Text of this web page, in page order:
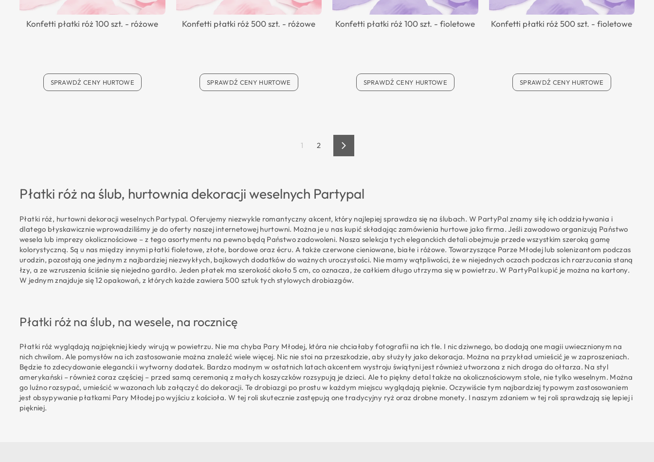
Konfetti płatki róż 100 szt. - różowe
SPRAWDŹ CENY HURTOWE
Konfetti płatki róż 500 szt. - różowe
SPRAWDŹ CENY HURTOWE
Konfetti płatki róż 100 szt. - fioletowe
SPRAWDŹ CENY HURTOWE
Konfetti płatki róż 500 szt. - fioletowe
SPRAWDŹ CENY HURTOWE
1 2 Dalej
Płatki róż na ślub, hurtownia dekoracji weselnych Partypal
Płatki róż, hurtowni dekoracji weselnych Partypal. Oferujemy niezwykle romantyczny akcent, który najlepiej sprawdza się na ślubach. W PartyPal znamy siłę ich oddziaływania i
dlatego błyskawicznie wprowadziliśmy je do oferty naszej internetowej hurtowni. Można je u nas kupić składając zamówienia hurtowe jako firma. Jeśli zawodowo organizują Państwo
wesela lub imprezy okolicznościowe – z tego asortymentu na pewno będą Państwo zadowoleni. Nasza selekcja tych eleganckich detali obejmuje przede wszystkim szeroką gamę
kolorystyczną. Są u nas między innymi płatki fioletowe, złote, bordowe oraz écru. A także czerwone cieniowane, białe i różowe. Towarzyszące Parze Młodej lub solenizantom podczas
urodzin, pozostają one jednym z najbardziej niezwykłych, bajkowych dodatków do ważnych uroczystości. Nie mamy wątpliwości, że w niejednych oczach podczas ich rozrzucania staną
łzy, a ze wzruszenia ściśnie się niejedno gardło. Jeden płatek ma szerokość około 5 cm, co oznacza, że całkiem długo utrzyma się w powietrzu. W PartyPal kupić je można na kartony.
W jednym znajduje się 12 opakowań, z których każde zawiera 500 sztuk tych stylowych drobiazgów.
Płatki róż na ślub, na wesele, na rocznicę
Płatki róż wyglądają najpiękniej kiedy wirują w powietrzu. Nie ma chyba Pary Młodej, która nie chciałaby fotografii na ich tle. I nic dziwnego, bo dodają one magii uwiecznionym na
nich chwilom. Ale pomysłów na ich zastosowanie można znaleźć wiele więcej. Nic nie stoi na przeszkodzie, aby służyły jako dekoracja. Można na przykład umieścić je w zaproszeniach.
Będzie to zdecydowanie elegancki i wytworny dodatek. Bardzo modnym w ostatnich latach akcentem wystroju świątyni jest również utworzona z nich droga do ołtarza. Na styl
amerykański – również coraz częściej – przed samą ceremonią z małych koszyczków rozsypują je dzieci. Ale to piękny detal także na okolicznościowym stole, nie tylko weselnym. Można
go luźno rozsypać, umieścić w wazonach lub załączyć do dekoracji. Te drobiazgi po prostu w każdym miejscu wyglądają pięknie. Oczywiście tym najbardziej typowym zastosowaniem
jest obsypywanie płatkami Pary Młodej po wyjściu z kościoła. W tej roli skutecznie zastępują one tradycyjny ryż oraz drobne monety. I naszym zdaniem w tej roli sprawdzają się lepiej i
piękniej.